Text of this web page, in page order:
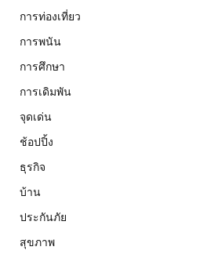
การท่องเที่ยว
การพนัน
การศึกษา
การเดิมพัน
จุดเด่น
ช้อปปิ้ง
ธุรกิจ
บ้าน
ประกันภัย
สุขภาพ